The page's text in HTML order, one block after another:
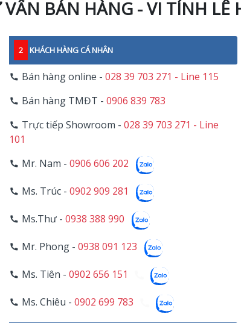
VẤN BÁN HÀNG - VI TÍNH LÊ
2 KHÁCH HÀNG CÁ NHÂN
Bán hàng online -028 39 703 271 - Line 115
Bán hàng TMĐT -0906 839 783
Trực tiếp Showroom -028 39 703 271 - Line
101
Mr. Nam -0906 606 202
Ms. Trúc -0902 909 281
Ms.Thư -0938 388 990
Mr. Phong -0938 091 123
Ms. Tiên -0902 656 151
Ms. Chiêu -0902 699 783